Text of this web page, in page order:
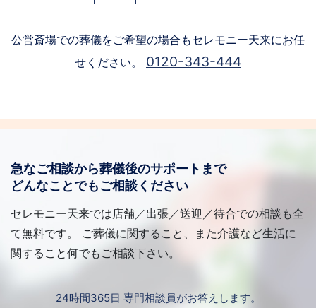
公営斎場での葬儀をご希望の場合もセレモニー天来にお任
せください。 0120-343-444
急なご相談から葬儀後のサポートまで
どんなことでもご相談ください
セレモニー天来では店舗／出張／送迎／待合での相談も全
て無料です。 ご葬儀に関すること、また介護など生活に
関すること何でもご相談下さい。
24時間365日 専門相談員がお答えします。